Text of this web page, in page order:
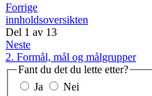
Forrige
innholdsoversikten
Del 1 av 13
Neste
2. Formål, mål og målgrupper
Fant du det du lette etter?
Ja
Nei